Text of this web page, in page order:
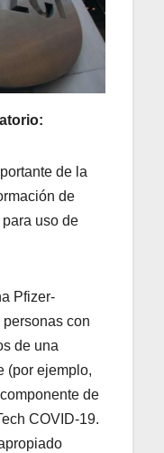
de la
de
uso de
Pfizer-
con
de una
(por ejemplo,
de
COVID-19.